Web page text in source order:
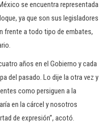
se encuentra representada
ya que son sus legisladores
frente a todo tipo de embates,
años en el Gobierno y cada
del pasado. Lo dije la otra vez y
como persiguen a la
en la cárcel y nosotros
de expresión”, acotó.